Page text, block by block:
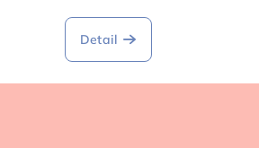
Detail